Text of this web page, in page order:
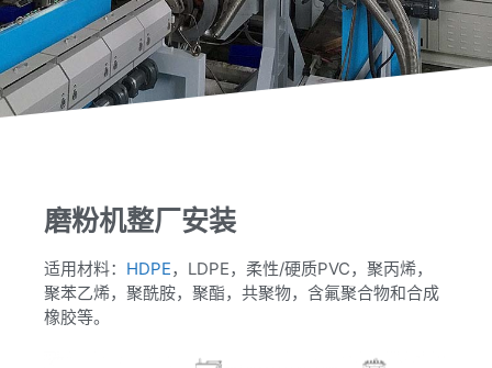
磨粉机整厂安装
适用材料： HDPE，LDPE，柔性/硬质PVC，聚丙烯，
聚苯乙烯，聚酰胺，聚酯，共聚物，含氟聚合物和合成
橡胶等。